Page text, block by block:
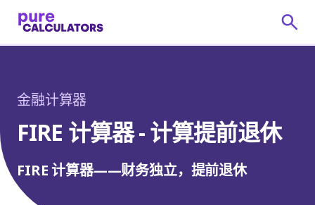
金融计算器
FIRE 计算器 - 计算提前退休
FIRE 计算器——财务独立，提前退休